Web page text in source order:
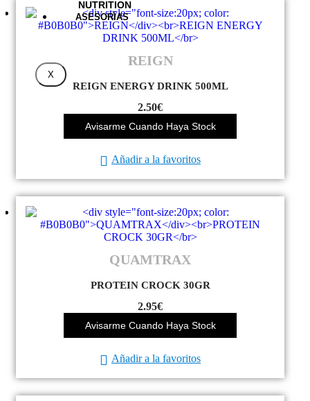
NUTRITION
ASESORÍAS
X
REIGN
REIGN ENERGY DRINK 500ML
2.50€
Avisarme Cuando Haya Stock
Añadir a la favoritos
QUAMTRAX
PROTEIN CROCK 30GR
2.95€
Avisarme Cuando Haya Stock
Añadir a la favoritos